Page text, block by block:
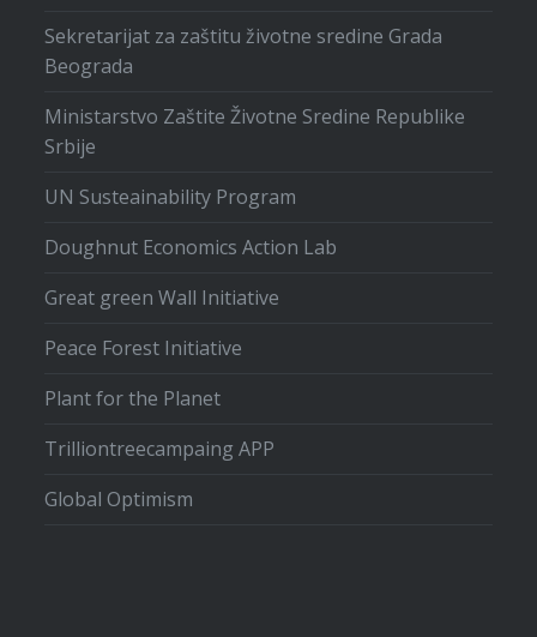
Sekretarijat za zaštitu životne sredine Grada
Beograda
Ministarstvo Zaštite Životne Sredine Republike
Srbije
UN Susteainability Program
Doughnut Economics Action Lab
Great green Wall Initiative
Peace Forest Initiative
Plant for the Planet
Trilliontreecampaing APP
Global Optimism